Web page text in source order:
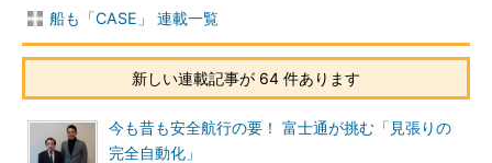
船も「CASE」 連載一覧
新しい連載記事が 64 件あります
今も昔も安全航行の要！ 富士通が挑む「見張りの
完全自動化」